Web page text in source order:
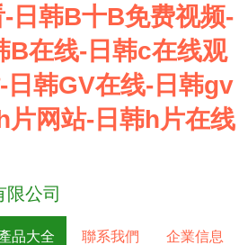
-日韩B十B免费视频-
B在线-日韩c在线观
韩GV在线-日韩gv
片网站-日韩h片在线
限公司
品大全 聯系我們 企業信息